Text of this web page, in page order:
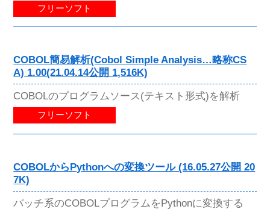
フリーソフト
COBOL簡易解析(Cobol Simple Analysis…略称CS
A) 1.00(21.04.14公開 1,516K)
COBOLのプログラムソース(テキスト形式)を解析
フリーソフト
COBOLからPythonへの変換ツール (16.05.27公開 20
7K)
バッチ系のCOBOLプログラムをPythonに変換する